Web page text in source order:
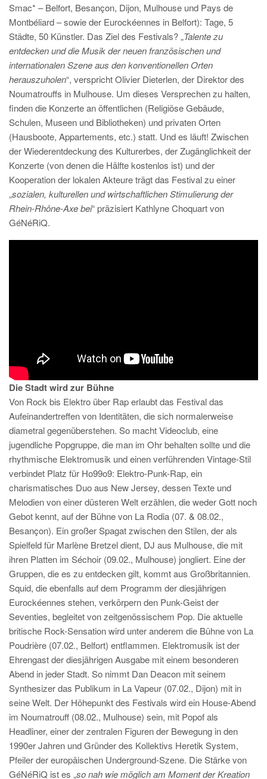
Smac* – Belfort, Besançon, Dijon, Mulhouse und Pays de
Montbéliard – sowie der Eurockéennes in Belfort): Tage, 5
Städte, 50 Künstler. Das Ziel des Festivals? „Talente zu
entdecken und die Musik der neuen französischen und
internationalen Szene aus den konventionellen Orten
herauszuholen“, verspricht Olivier Dieterlen, der Direktor des
Noumatrouffs in Mulhouse. Um dieses Versprechen zu halten,
finden die Konzerte an öffentlichen (Religiöse Gebäude,
Schulen, Museen und Bibliotheken) und privaten Orten
(Hausboote, Appartements, etc.) statt. Und es läuft! Zwischen
der Wiederentdeckung des Kulturerbes, der Zugänglichkeit der
Konzerte (von denen die Hälfte kostenlos ist) und der
Kooperation der lokalen Akteure trägt das Festival zu einer
„sozialen, kulturellen und wirtschaftlichen Stimulierung der
Rhein-Rhône-Axe bei“ präzisiert Kathlyne Choquart von
GéNéRiQ.
Die Stadt wird zur Bühne
Von Rock bis Elektro über Rap erlaubt das Festival das
Aufeinandertreffen von Identitäten, die sich normalerweise
diametral gegenüberstehen. So macht Videoclub, eine
jugendliche Popgruppe, die man im Ohr behalten sollte und die
rhythmische Elektromusik und einen verführenden Vintage-Stil
verbindet Platz für Ho99o9: Elektro-Punk-Rap, ein
charismatisches Duo aus New Jersey, dessen Texte und
Melodien von einer düsteren Welt erzählen, die weder Gott noch
Gebot kennt, auf der Bühne von La Rodia (07. & 08.02.,
Besançon). Ein großer Spagat zwischen den Stilen, der als
Spielfeld für Marlène Bretzel dient, DJ aus Mulhouse, die mit
ihren Platten im Séchoir (09.02., Mulhouse) jongliert. Eine der
Gruppen, die es zu entdecken gilt, kommt aus Großbritannien.
Squid, die ebenfalls auf dem Programm der diesjährigen
Eurockéennes stehen, verkörpern den Punk-Geist der
Seventies, begleitet von zeitgenössischem Pop. Die aktuelle
britische Rock-Sensation wird unter anderem die Bühne von La
Poudrière (07.02., Belfort) entflammen. Elektromusik ist der
Ehrengast der diesjährigen Ausgabe mit einem besonderen
Abend in jeder Stadt. So nimmt Dan Deacon mit seinem
Synthesizer das Publikum in La Vapeur (07.02., Dijon) mit in
seine Welt. Der Höhepunkt des Festivals wird ein House-Abend
im Noumatrouff (08.02., Mulhouse) sein, mit Popof als
Headliner, einer der zentralen Figuren der Bewegung in den
1990er Jahren und Gründer des Kollektivs Heretik System,
Pfeiler der europäischen Underground-Szene. Die Stärke von
GéNéRiQ ist es „so nah wie möglich am Moment der Kreation